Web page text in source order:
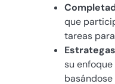
que
tareas
su